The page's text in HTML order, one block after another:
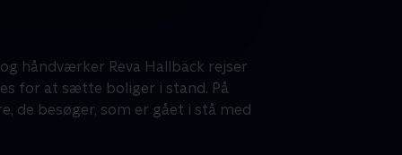
håndværker Reva Hallbäck rejser
for at sætte boliger i stand. På
de besøger, som er gået i stå med